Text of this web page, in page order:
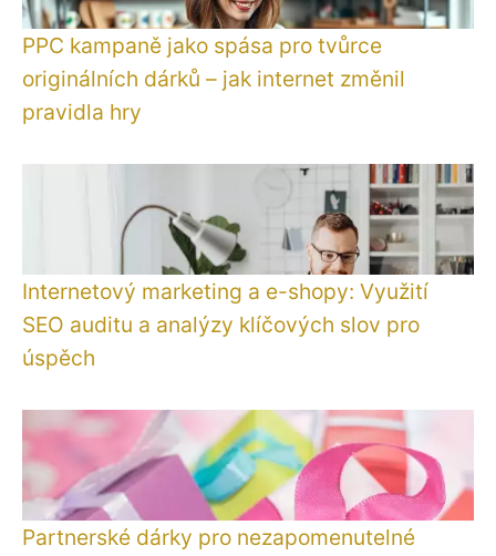
PPC kampaně jako spása pro tvůrce
originálních dárků – jak internet změnil
pravidla hry
Internetový marketing a e-shopy: Využití
SEO auditu a analýzy klíčových slov pro
úspěch
Partnerské dárky pro nezapomenutelné